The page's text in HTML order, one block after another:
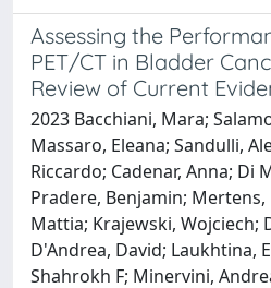
Assessing the
PET/CT in Bladder
Review of Current
2023 Bacchiani, Mara;
Massaro, Eleana; Sandulli,
Riccardo; Cadenar, Anna; Di
Pradere, Benjamin; Mertens,
Mattia; Krajewski, Wojciech;
D'Andrea, David; Laukhtina,
Shahrokh F; Minervini,